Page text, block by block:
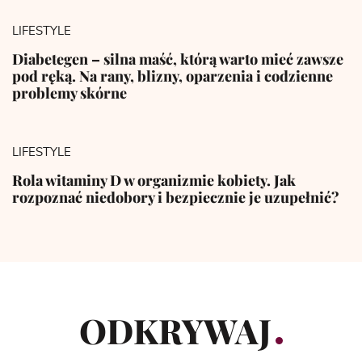
LIFESTYLE
Diabetegen – silna maść, którą warto mieć zawsze
pod ręką. Na rany, blizny, oparzenia i codzienne
problemy skórne
LIFESTYLE
Rola witaminy D w organizmie kobiety. Jak
rozpoznać niedobory i bezpiecznie je uzupełnić?
ODKRYWAJ